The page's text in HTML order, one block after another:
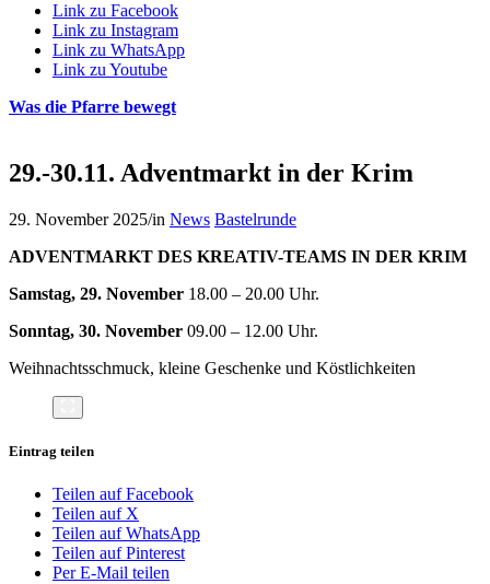
Link zu Facebook
Link zu Instagram
Link zu WhatsApp
Link zu Youtube
Was die Pfarre bewegt
29.-30.11. Adventmarkt in der Krim
29. November 2025/in News Bastelrunde
ADVENTMARKT DES KREATIV-TEAMS IN DER KRIM
Samstag, 29. November 18.00 – 20.00 Uhr.
Sonntag, 30. November 09.00 – 12.00 Uhr.
Weihnachtsschmuck, kleine Geschenke und Köstlichkeiten
Eintrag teilen
Teilen auf Facebook
Teilen auf X
Teilen auf WhatsApp
Teilen auf Pinterest
Per E-Mail teilen